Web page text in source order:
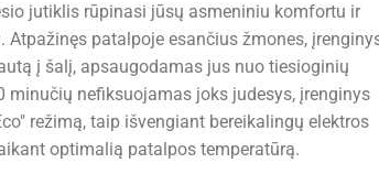
jutiklis rūpinasi jūsų asmeniniu komfortu ir
patalpoje esančius žmones,
į šalį, apsaugodamas jus nuo tiesioginių
minučių nefiksuojamas joks judesys, įrenginys
režimą, taip išvengiant bereikalingų elektros
optimalią patalpos temperatūrą.